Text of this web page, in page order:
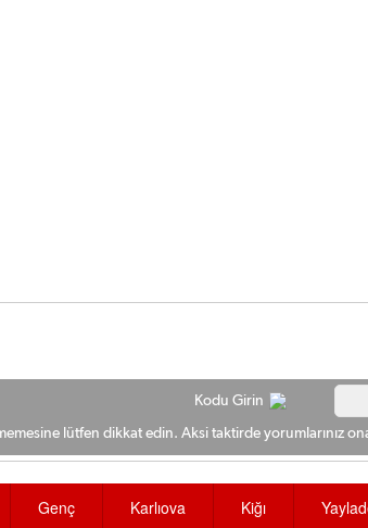
Kodu Girin
lütfen dikkat edin. Aksi taktirde yorumlarınız
Genç Karlıova Kiğı